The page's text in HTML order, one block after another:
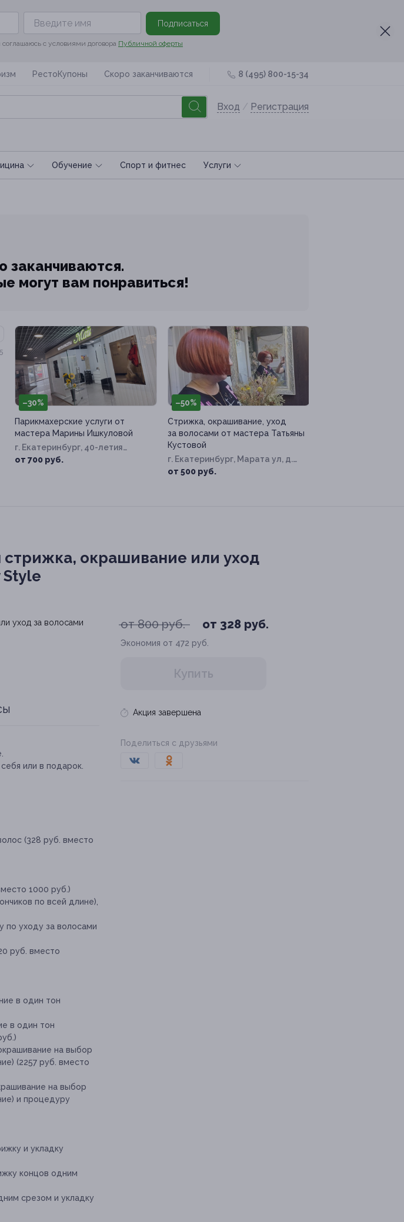
Подписаться
с условиями договора Публичной оферты
РестоКупоны Скоро заканчиваются 8 (495) 800-15-34
Вход / Регистрация
Обучение Спoрт и фитнес Услуги
заканчиваются.
могут вам понравиться!
–30%
Парикмахерские услуги от
мастера Марины Ишкуловой
г. Екатеринбург, 40-летия
Комсомола ул, д. 32в
от 700 руб.
–50%
Стрижка, окрашивание, уход
за волосами от мастера Татьяны
Кустовой
г. Екатеринбург, Марата ул, д.
17
от 500 руб.
окрашивание или уход
Style
от 800 руб. от 328 руб.
Экономия от 472 руб.
Купить
Акция завершена
Поделиться с друзьями
или в подарок.
(328 руб. вместо
1000 руб.)
по всей длине),
по уходу за волосами
руб. вместо
в один тон
в один тон
на выбор
(2257 руб. вместо
на выбор
и процедуру
и укладку
концов одним
срезом и укладку